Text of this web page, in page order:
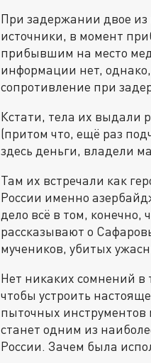
При задержании двое из
источники, в момент
прибывшим на место
информации нет,
сопротивление при
Кстати, тела их выдали
(притом что, ещё раз
здесь деньги, владели
Там их встречали как
России именно
дело всё в том,
рассказывают о
мучеников, убитых
Нет никаких сомнений в
чтобы устроить
пыточных инструментов
станет одним из
России. Зачем была